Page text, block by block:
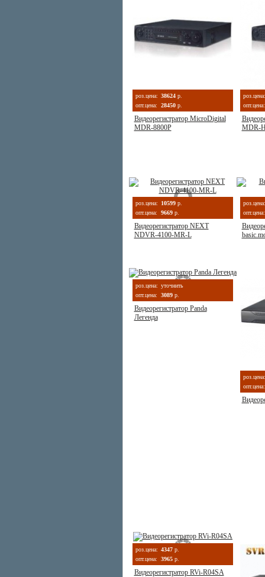
роз.цена: 38624 р.
опт.цена:
28450 р.
Видеорегистратор MicroDigital
MDR-8800P
роз.цена:
опт.цена:
MDR-
роз.цена: 10599 р.
опт.цена:
9669 р.
Видеорегистратор NEXT
NDVR-4100-MR-L
роз.цена:
опт.цена:
роз.цена: уточнить
опт.цена:
3089 р.
Видеорегистратор Panda
Легенда
роз.цена:
опт.цена:
роз.цена: 4347 р.
опт.цена:
3965 р.
Видеорегистратор RVi-R04SA